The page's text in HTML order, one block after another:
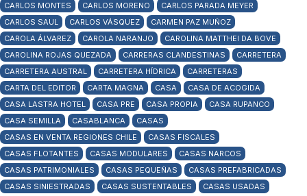
CARLOS MONTES
CARLOS MORENO
CARLOS PARADA MEYER
CARLOS SAUL
CARLOS VÁSQUEZ
CARMEN PAZ MUÑOZ
CAROLA ÁLVAREZ
CAROLA NARANJO
CAROLINA MATTHEI DA BOVE
CAROLINA ROJAS QUEZADA
CARRERAS CLANDESTINAS
CARRETERA
CARRETERA AUSTRAL
CARRETERA HÍDRICA
CARRETERAS
CARTA DEL EDITOR
CARTA MAGNA CASA
CASA DE ACOGIDA
CASA LASTRA HOTEL
CASA PRE CASA PROPIA
CASA RUPANCO
CASA SEMILLA
CASABLANCA
CASAS
CASAS EN VENTA REGIONES CHILE
CASAS FISCALES
CASAS FLOTANTES
CASAS MODULARES
CASAS NARCOS
CASAS PATRIMONIALES
CASAS PEQUEÑAS
CASAS PREFABRICADAS
CASAS SINIESTRADAS
CASAS SUSTENTABLES
CASAS USADAS